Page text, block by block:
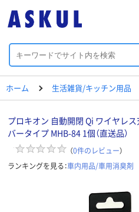
ホーム 生活雑貨/キッチン用品
プロキオン 自動開閉 Qi ワイヤレ
バータイプ MHB-84 1個（直送品）
（0件のレビュー）
ランキングを見る：車内用品/車用消臭剤